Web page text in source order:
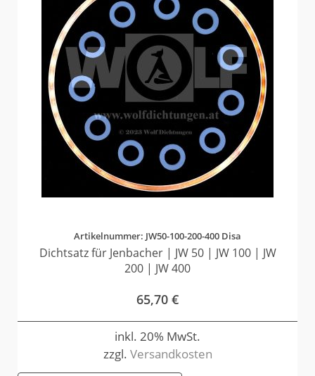
Artikelnummer: JW50-100-200-400 Disa
Dichtsatz für Jenbacher | JW 50 | JW 100 | JW
200 | JW 400
65,70 €
inkl. 20% MwSt.
zzgl. Versandkosten